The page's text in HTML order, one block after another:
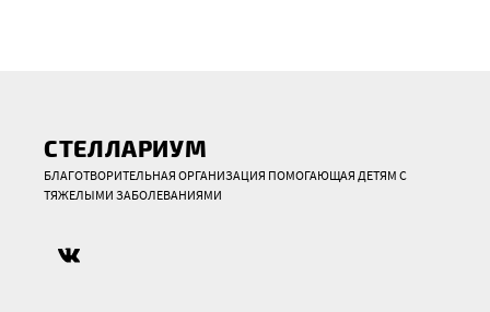
СТЕЛЛАРИУМ
БЛАГОТВОРИТЕЛЬНАЯ ОРГАНИЗАЦИЯ ПОМОГАЮЩАЯ ДЕТЯМ С
ТЯЖЕЛЫМИ ЗАБОЛЕВАНИЯМИ